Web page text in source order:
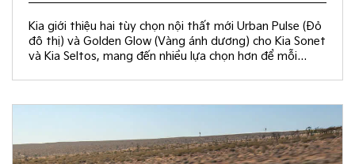
Kia giới thiệu hai tùy chọn nội thất mới Urban Pulse (Đỏ
đô thị) và Golden Glow (Vàng ánh dương) cho Kia Sonet
và Kia Seltos, mang đến nhiều lựa chọn hơn để mỗi